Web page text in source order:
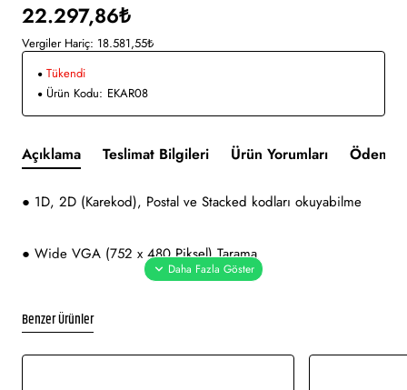
22.297,86₺
Vergiler Hariç: 18.581,55₺
Tükendi
Ürün Kodu: EKAR08
Açıklama Teslimat Bilgileri Ürün Yorumları Ödeme
● 1D, 2D (Karekod), Postal ve Stacked kodları okuyabilme
● Wide VGA (752 x 480 Piksel) Tarama
● Barkod okumayı doğrulamak için "Green Spot" ışığı
Benzer Ürünler